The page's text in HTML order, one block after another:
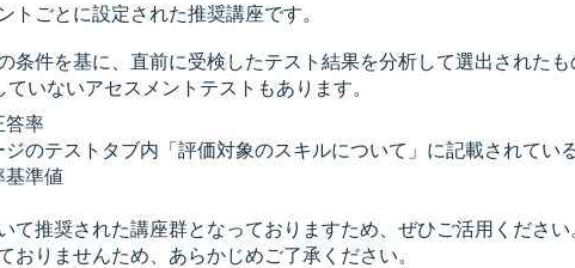
トごとに設定された推奨講座です。
条件を基に、直前に受検したテスト結果を分析して選出されたも
いないアセスメントテストもあります。
答率
のテストタブ内「評価対象のスキルについて」に記載されてい
基準値
て推奨された講座群となっておりますため、ぜひご活用ください
おりませんため、あらかじめご了承ください。